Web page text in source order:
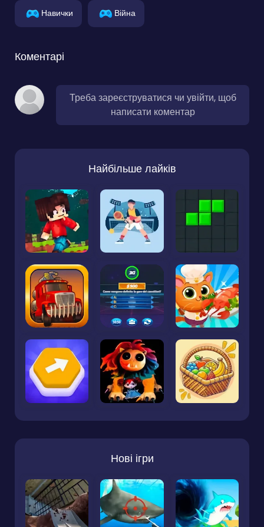
Навички Війна
Коментарі
Треба зареєструватися чи увійти, щоб
написати коментар
Найбільше лайків
Нові ігри